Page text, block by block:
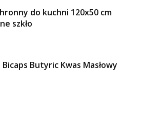
do kuchni 120x50 cm
szkło
Butyric Kwas Masłowy